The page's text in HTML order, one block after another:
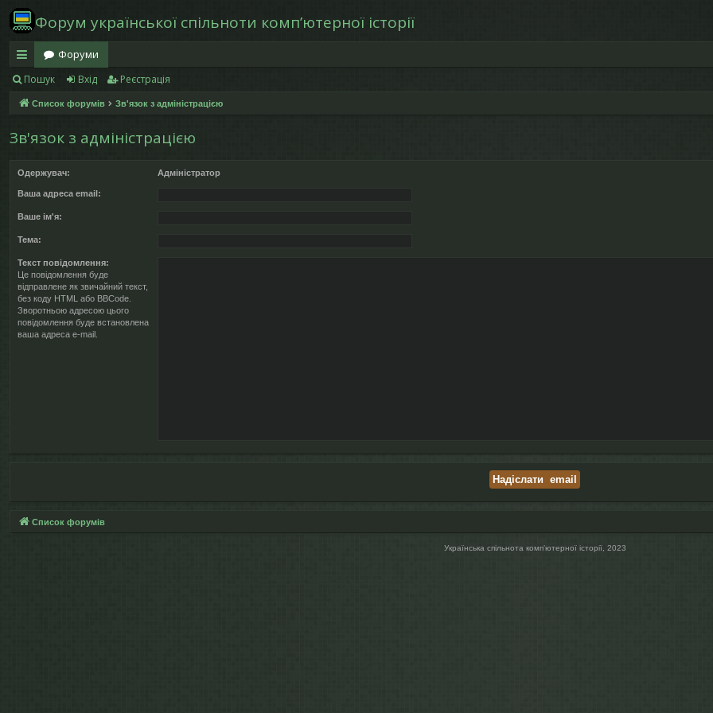
Форум української спільноти компʼютерної історії
в
и
дк
д
ос
ту
п
Форуми
Пошук Вхід Реєстрація
Список форумів Зв'язок з адміністрацією
Зв'язок з адміністрацією
Одержувач: Адміністратор
Ваша адреса email:
Ваше ім'я:
Тема:
Текст повідомлення:
Це повідомлення буде
відправлене як звичайний текст,
без коду HTML або BBCode.
Зворотньою адресою цього
повідомлення буде встановлена
ваша адреса e-mail.
Список форумів
Українська спільнота компʼютерної історії, 2023